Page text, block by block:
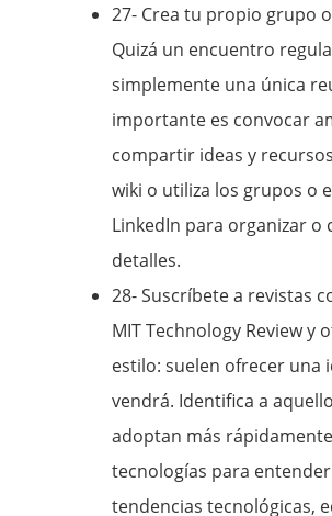
27- Crea tu propio grupo
Quizá un encuentro
simplemente una única
importante es convocar
compartir ideas y
wiki o utiliza los grupos o
LinkedIn para organizar o
detalles.
28- Suscríbete a revistas
MIT Technology Review y
estilo: suelen ofrecer una
vendrá. Identifica a
adoptan más
tecnologías para
tendencias tecnológicas,